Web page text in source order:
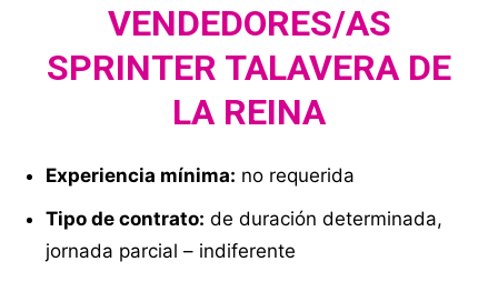
VENDEDORES/AS
SPRINTER TALAVERA DE
LA REINA
Experiencia mínima: no requerida
Tipo de contrato: de duración determinada,
jornada parcial – indiferente